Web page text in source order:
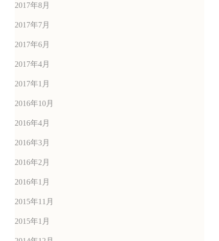
2017年8月
2017年7月
2017年6月
2017年4月
2017年1月
2016年10月
2016年4月
2016年3月
2016年2月
2016年1月
2015年11月
2015年1月